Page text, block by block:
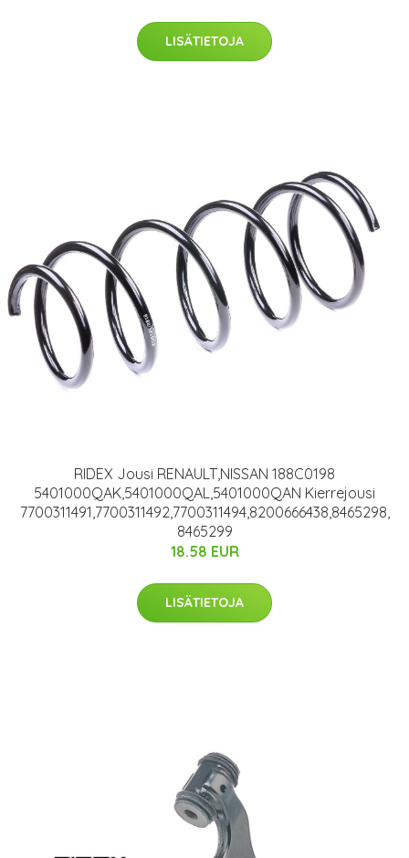
LISÄTIETOJA
RIDEX Jousi RENAULT,NISSAN 188C0198
5401000QAK,5401000QAL,5401000QAN Kierrejousi
7700311491,7700311492,7700311494,8200666438,8465298,
8465299
18.58 EUR
LISÄTIETOJA